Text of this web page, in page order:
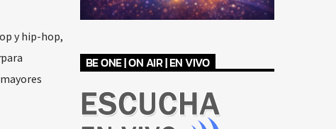
y hip-hop,
para
BE ONE | ON AIR | EN VIVO